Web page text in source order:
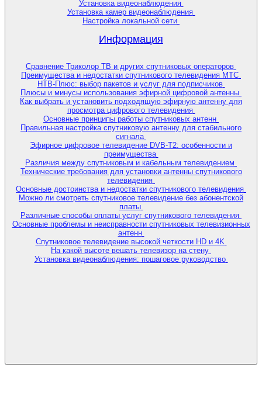
Установка видеонаблюдения
Установка камер видеонаблюдения
Настройка локальной сети
Информация
Сравнение Триколор ТВ и других спутниковых операторов
Преимущества и недостатки спутникового телевидения МТС
НТВ-Плюс: выбор пакетов и услуг для подписчиков
Плюсы и минусы использования эфирной цифровой антенны
Как выбрать и установить подходящую эфирную антенну для
просмотра цифрового телевидения
Основные принципы работы спутниковых антенн
Правильная настройка спутниковую антенну для стабильного
сигнала
Эфирное цифровое телевидение DVB-T2: особенности и
преимущества
Различия между спутниковым и кабельным телевидением
Технические требования для установки антенны спутникового
телевидения
Основные достоинства и недостатки спутникового телевидения
Можно ли смотреть спутниковое телевидение без абонентской
платы
Различные способы оплаты услуг спутникового телевидения
Основные проблемы и неисправности спутниковых телевизионных
антенн
Спутниковое телевидение высокой четкости HD и 4K
На какой высоте вешать телевизор на стену
Установка видеонаблюдения: пошаговое руководство